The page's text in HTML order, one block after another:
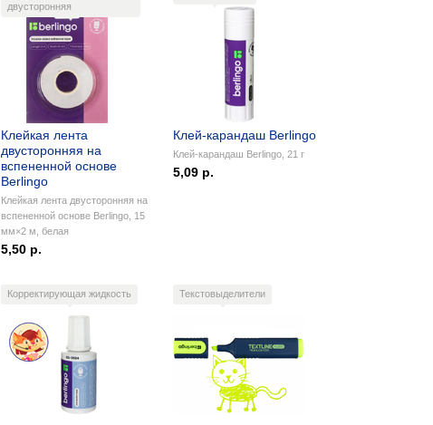
двусторонняя
Клейкая лента
двусторонняя на
вспененной основе
Berlingo
Клейкая лента двусторонняя на
вспененной основе Berlingo, 15
мм×2 м, белая
5,50 р.
Клей-карандаш Berlingo
Клей-карандаш Berlingo, 21 г
5,09 р.
Корректирующая жидкость Текстовыделители